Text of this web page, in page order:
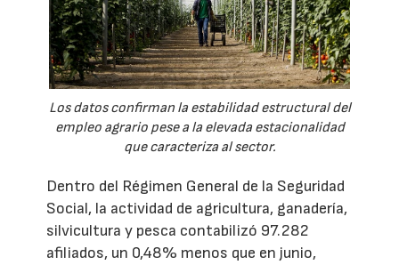
Los datos confirman la estabilidad estructural del
empleo agrario pese a la elevada estacionalidad
que caracteriza al sector.
Dentro del Régimen General de la Seguridad
Social, la actividad de agricultura, ganadería,
silvicultura y pesca contabilizó 97.282
afiliados, un 0,48% menos que en junio,